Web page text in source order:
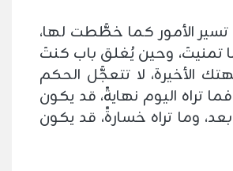
تسير الأمور كما خطَّطت لها،
تمنيتَ، وحين يُغلق باب كنتَ
الأخيرة، لا تتعجَّل الحكم
تراه اليوم نهايةً، قد يكون
بعد، وما تراه خسارةً، قد يكون